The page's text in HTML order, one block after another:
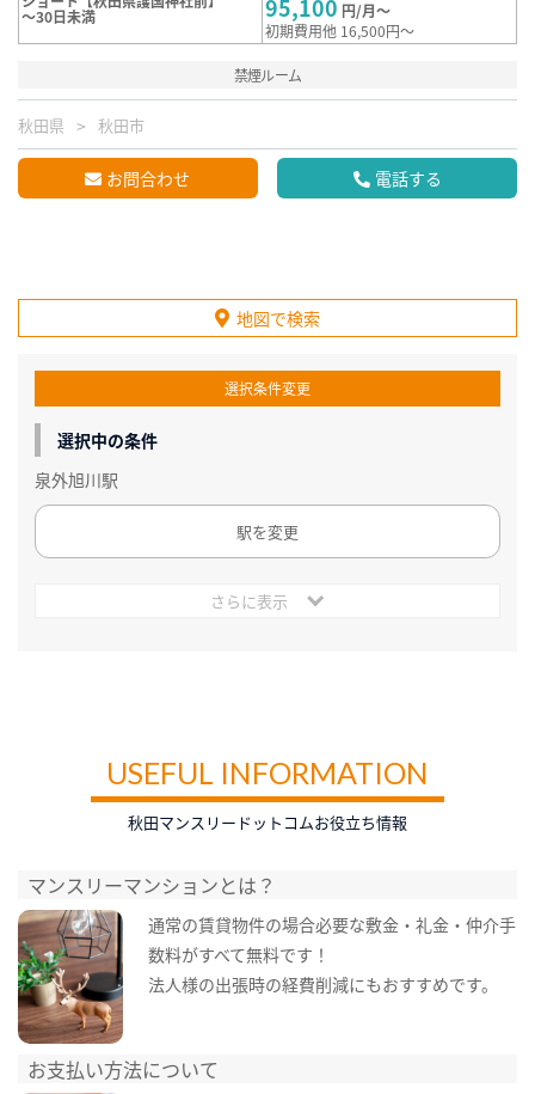
～30日未満 95,100 円/月～
初期費用他 16,500円～
禁煙ルーム
秋田県 秋田市
お問合わせ 電話する
地図で検索
選択条件変更
選択中の条件
泉外旭川駅
駅を変更
さらに表示
USEFUL INFORMATION
秋田マンスリードットコムお役立ち情報
マンスリーマンションとは？
通常の賃貸物件の場合必要な敷金・礼金・仲介手
数料がすべて無料です！
法人様の出張時の経費削減にもおすすめです。
お支払い方法について